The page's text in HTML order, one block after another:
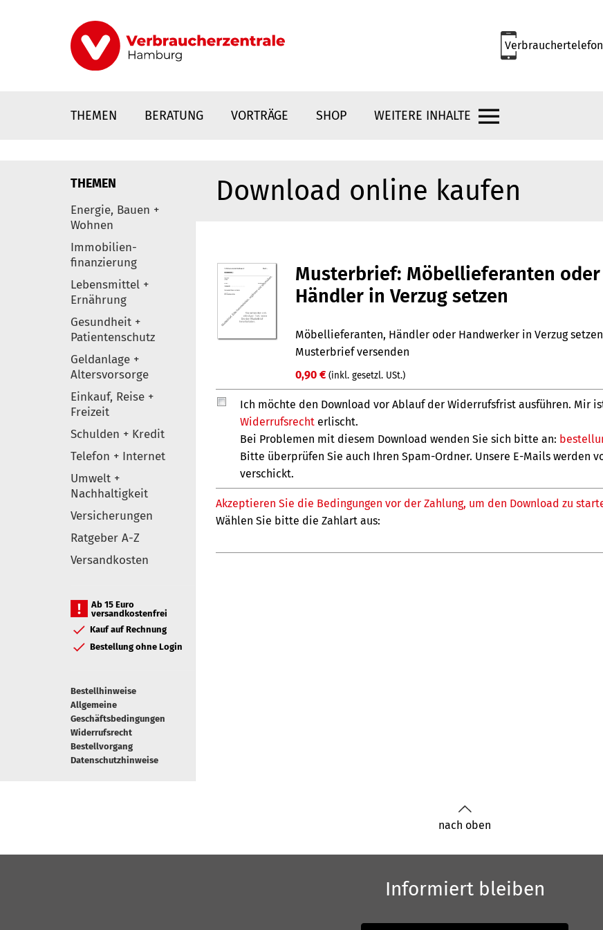
Verbrauchertelefon
THEMEN BERATUNG VORTRÄGE SHOP WEITERE INHALTE
Elemente
THEMEN
Energie, Bauen +
Wohnen
Immobilien-
finanzierung
Lebensmittel +
Ernährung
Gesundheit +
Patientenschutz
Geldanlage +
Altersvorsorge
Einkauf, Reise +
Freizeit
Schulden + Kredit
Telefon + Internet
Umwelt +
Nachhaltigkeit
Versicherungen
Ratgeber A-Z
Versandkosten
Ab 15 Euro
versandkostenfrei
Kauf auf Rechnung
Bestellung ohne Login
Bestellhinweise
Allgemeine
Geschäftsbedingungen
Widerrufsrecht
Bestellvorgang
Datenschutzhinweise
Download online kaufen
nach oben
Informiert bleiben